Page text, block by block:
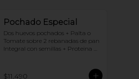
Pochado Especial
Dos huevos pochados + Palta o
Tomate sobre 2 rebanadas de pan
Integral con semillas + Proteina
$11.490